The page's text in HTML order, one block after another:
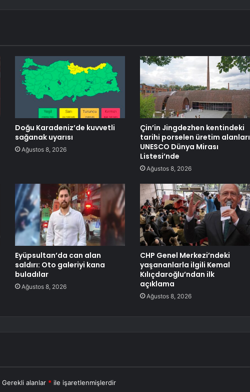
Doğu Karadeniz’de kuvvetli
sağanak uyarısı
Ağustos 8, 2026
Çin’in Jingdezhen kentindeki
tarihi porselen üretim alanları
UNESCO Dünya Mirası
Listesi’nde
Ağustos 8, 2026
Eyüpsultan’da can alan
saldırı: Oto galeriyi kana
buladılar
Ağustos 8, 2026
CHP Genel Merkezi’ndeki
yaşananlarla ilgili Kemal
Kılıçdaroğlu’ndan ilk
açıklama
Ağustos 8, 2026
Gerekli alanlar * ile işaretlenmişlerdir